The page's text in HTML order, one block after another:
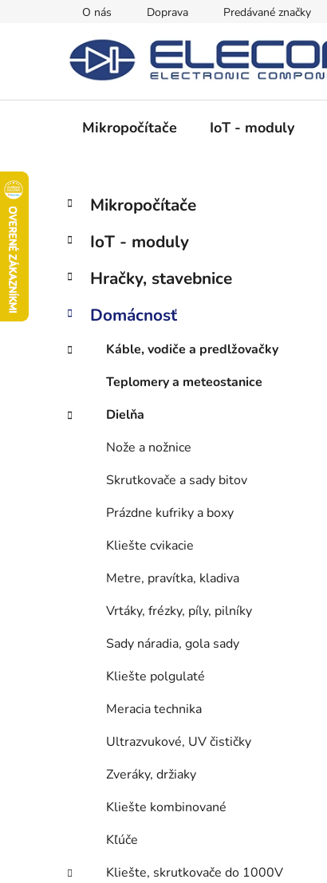
O nás Doprava Predávané značky
Mikropočítače IoT - moduly
B
č
ý
a
n
e
Preskočiť
kategórie
K
a
e
ó
i
Mikropočítače
IoT - moduly
Hračky, stavebnice
Domácnosť
Káble, vodiče a predlžovačky
Teplomery a meteostanice
Dielňa
Nože a nožnice
Skrutkovače a sady bitov
Prázdne kufriky a boxy
Kliešte cvikacie
Metre, pravítka, kladiva
Vrtáky, frézky, píly, pilníky
Sady náradia, gola sady
Kliešte polgulaté
Meracia technika
Ultrazvukové, UV čističky
Zveráky, držiaky
Kliešte kombinované
Kľúče
Kliešte, skrutkovače do 1000V